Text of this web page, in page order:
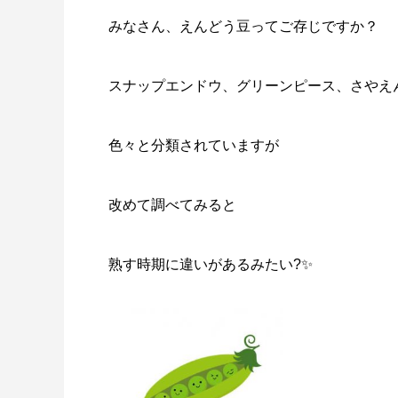
みなさん、えんどう豆ってご存じですか？
スナップエンドウ、グリーンピース、さやえ
色々と分類されていますが
改めて調べてみると
熟す時期に違いがあるみたい?✨